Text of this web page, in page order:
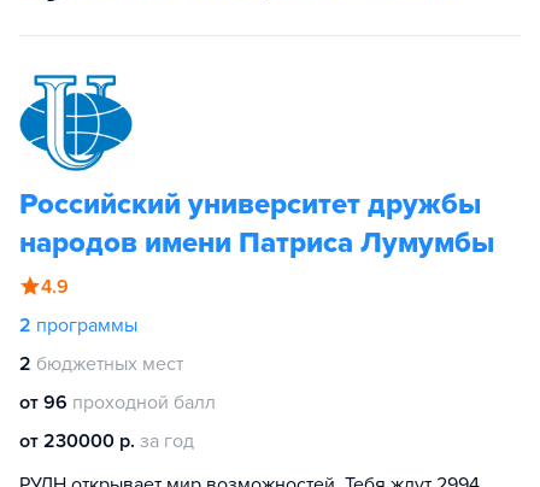
Российский университет дружбы
народов имени Патриса Лумумбы
4.9
2 программы
2 бюджетных мест
от 96 проходной балл
от 230000 р. за год